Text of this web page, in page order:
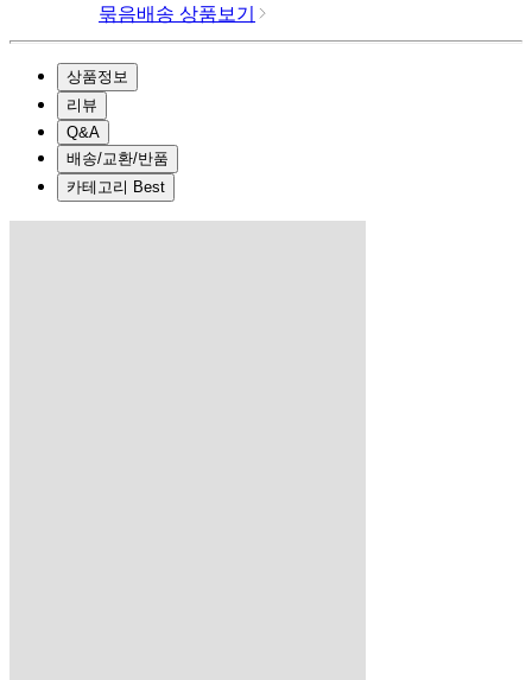
묶음배송 상품보기
상품정보
리뷰
Q&A
배송/교환/반품
카테고리 Best